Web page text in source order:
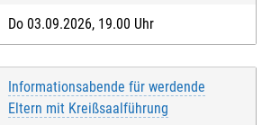
Do 03.09.2026, 19.00 Uhr
Informationsabende für werdende
Eltern mit Kreißsaalführung